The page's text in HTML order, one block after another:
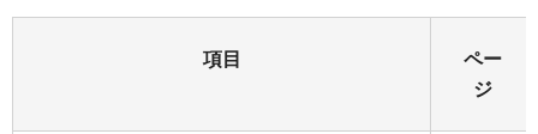
項目
ペー
ジ